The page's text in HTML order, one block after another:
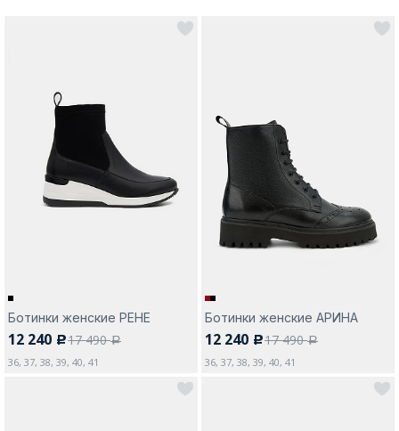
Акции / Новости
Адреса магазинов
Да, все верно Изменить город
Ботинки женские РЕНЕ
12 240 c17 490a
36, 37, 38, 39, 40, 41
Ботинки женские АРИНА
12 240 c17 490a
36, 37, 38, 39, 40, 41